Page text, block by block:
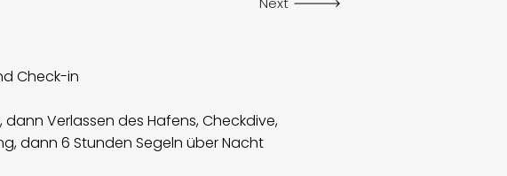
Check-in
dann Verlassen des Hafens, Checkdive,
dann 6 Stunden Segeln über Nacht